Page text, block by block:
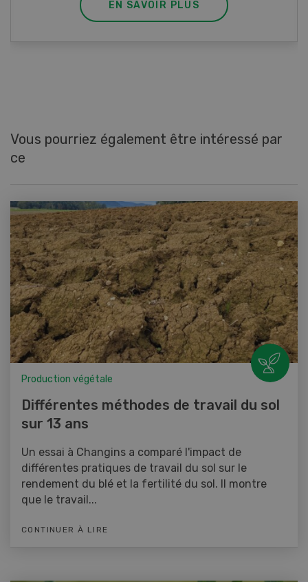
EN SAVOIR PLUS
Vous pourriez également être intéressé par
ce
Production végétale
Différentes méthodes de travail du sol
sur 13 ans
Un essai à Changins a comparé l'impact de
différentes pratiques de travail du sol sur le
rendement du blé et la fertilité du sol. Il montre
que le travail...
CONTINUER À LIRE